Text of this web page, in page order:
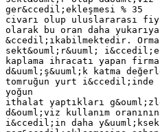
ger&ccedil;ekleşmesi % 35
civarı olup uluslararası
olarak bu oran daha yukarıya
&ccedil;ıkabilmektedir.
sekt&ouml;r&uuml;
kaplama ihracatı yapan
d&uuml;ş&uuml;k katma
tomruğun yurt i&ccedil;inde
yoğun
ithalat yaptıkları
d&ouml;viz kullanım
i&ccedil;in daha y&uuml;ksek